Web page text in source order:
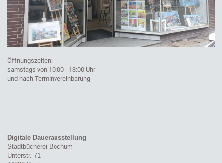
Öffnungszeiten:
samstags von 10:00 - 13:00 Uhr
und nach Terminvereinbarung
Digitale Dauerausstellung
Stadtbücherei Bochum
Unterstr. 71